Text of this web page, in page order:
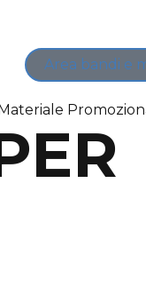
Area bandi e